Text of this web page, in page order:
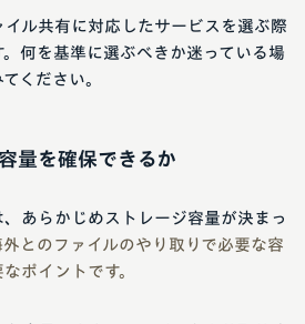
ル共有に対応したサービスを選ぶ際
何を基準に選ぶべきか迷っている場
ください。
量を確保できるか
あらかじめストレージ容量が決まっ
外とのファイルのやり取りで必要な容
ポイントです。